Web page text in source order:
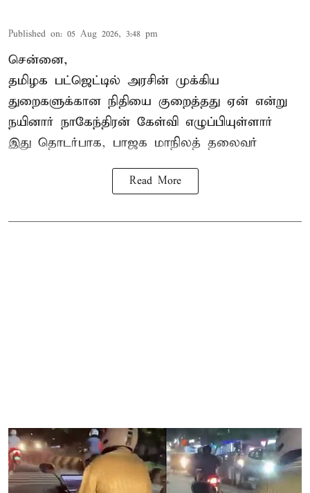
Published on: 05 Aug 2026, 3:48 pm
சென்னை,
தமிழக பட்ஜெட்டில் அரசின் முக்கிய
துறைகளுக்கான நிதியை குறைத்தது ஏன் என்று
நயினார் நாகேந்திரன் கேள்வி எழுப்பியுள்ளார்
இது தொடர்பாக, பாஜக மாநிலத் தலைவர்
Read More